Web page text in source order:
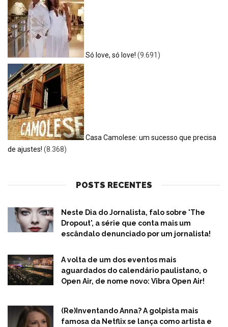
Só love, só love! (9.691)
Casa Camolese: um sucesso que precisa
de ajustes! (8.368)
POSTS RECENTES
Neste Dia do Jornalista, falo sobre 'The
Dropout', a série que conta mais um
escândalo denunciado por um jornalista!
A volta de um dos eventos mais
aguardados do calendário paulistano, o
Open Air, de nome novo: Vibra Open Air!
(Re)Inventando Anna? A golpista mais
famosa da Netflix se lança como artista e